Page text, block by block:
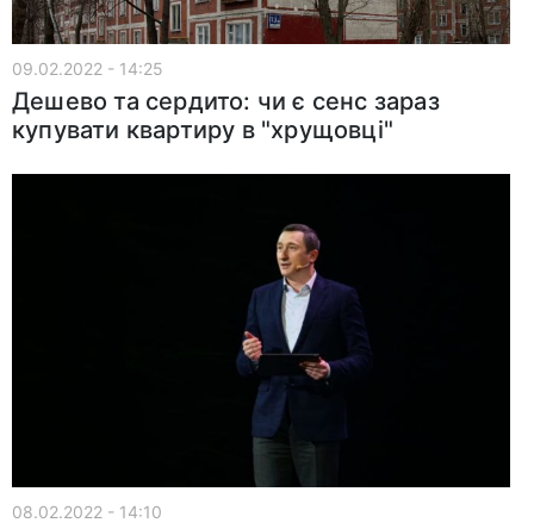
09.02.2022 - 14:25
Дешево та сердито: чи є сенс зараз
купувати квартиру в "хрущовці"
08.02.2022 - 14:10